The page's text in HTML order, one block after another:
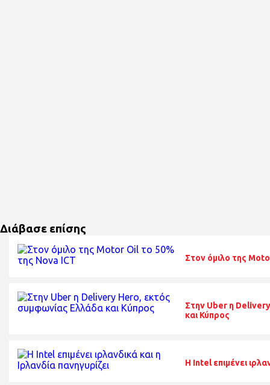
Διάβασε επίσης
Στον όμιλο της
Στην Uber η
και Κύπρος
Η Intel επιμένει